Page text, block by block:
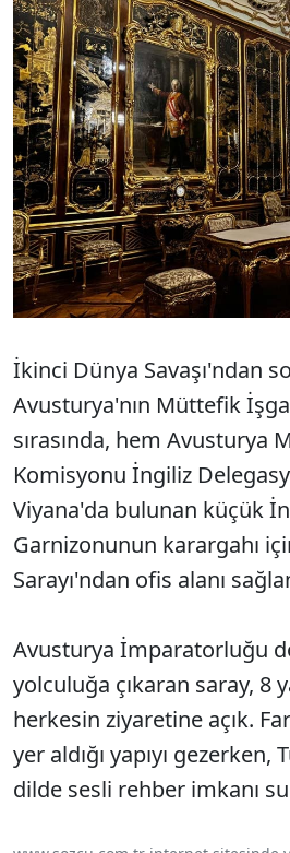
İkinci Dünya Savaşı'ndan
Avusturya'nın Müttefik
sırasında, hem Avusturya
Komisyonu İngiliz
Viyana'da bulunan küçük
Garnizonunun karargahı
Sarayı'ndan ofis alanı
Avusturya İmparatorluğu
yolculuğa çıkaran saray, 8
herkesin ziyaretine açık.
yer aldığı yapıyı gezerken,
dilde sesli rehber imkanı